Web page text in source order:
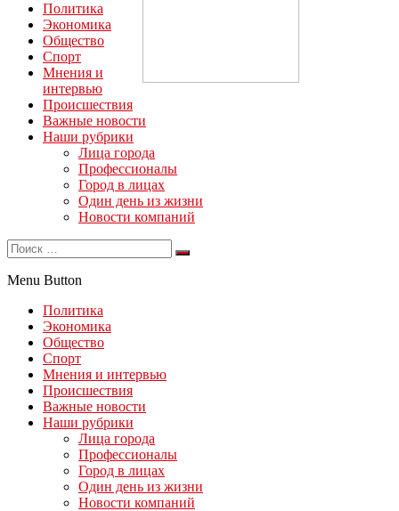
Политика
Экономика
Общество
Спорт
Мнения и
интервью
Происшествия
Важные новости
Наши рубрики
Лица города
Профессионалы
Город в лицах
Один день из жизни
Новости компаний
Menu Button
Политика
Экономика
Общество
Спорт
Мнения и интервью
Происшествия
Важные новости
Наши рубрики
Лица города
Профессионалы
Город в лицах
Один день из жизни
Новости компаний